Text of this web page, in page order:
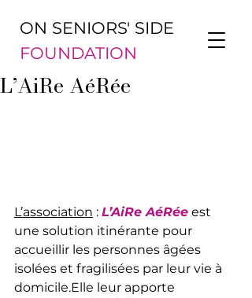
ON SENIORS' SIDE
FOUNDATION
L’AiRe AéRée
L’association : L’AiRe AéRée est
une solution itinérante pour
accueillir les personnes âgées
isolées et fragilisées par leur vie à
domicile.Elle leur apporte